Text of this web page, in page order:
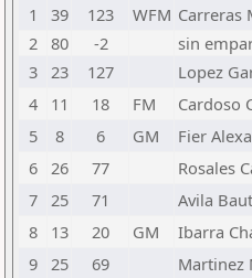
1
39 123 WFM Carreras
2 80 -2 sin
3 23 127 Lopez
4
11 18 FM Cardoso
5
8 6 GM Fier
6 26 77 Rosales
7 25 71 Avila
8
13 20 GM Ibarra
9 25 69 Martinez